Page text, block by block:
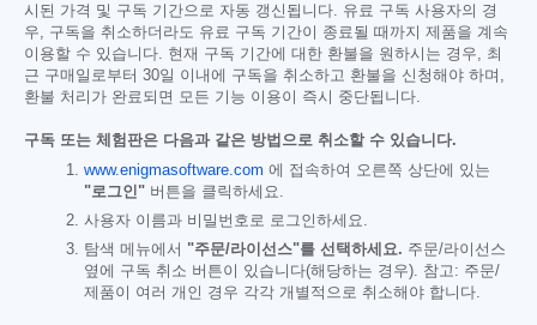
시된 가격 및 구독 기간으로 자동 갱신됩니다. 유료 구독 사용자의 경
우, 구독을 취소하더라도 유료 구독 기간이 종료될 때까지 제품을 계속
이용할 수 있습니다. 현재 구독 기간에 대한 환불을 원하시는 경우, 최
근 구매일로부터 30일 이내에 구독을 취소하고 환불을 신청해야 하며,
환불 처리가 완료되면 모든 기능 이용이 즉시 중단됩니다.
구독 또는 체험판은 다음과 같은 방법으로 취소할 수 있습니다.
www.enigmasoftware.com 에 접속하여 오른쪽 상단에 있는
"로그인" 버튼을 클릭하세요.
사용자 이름과 비밀번호로 로그인하세요.
탐색 메뉴에서 "주문/라이선스"를 선택하세요. 주문/라이선스
옆에 구독 취소 버튼이 있습니다(해당하는 경우). 참고: 주문/
제품이 여러 개인 경우 각각 개별적으로 취소해야 합니다.